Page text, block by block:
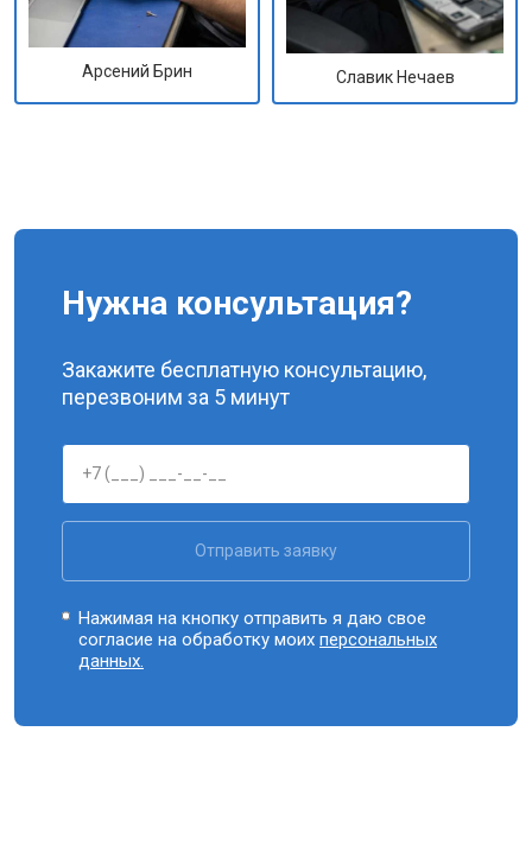
Арсений Брин Славик Нечаев
Нужна консультация?
Закажите бесплатную консультацию,
перезвоним за 5 минут
Отправить заявку
Нажимая на кнопку отправить я даю свое
согласие на обработку моихперсональных
данных.